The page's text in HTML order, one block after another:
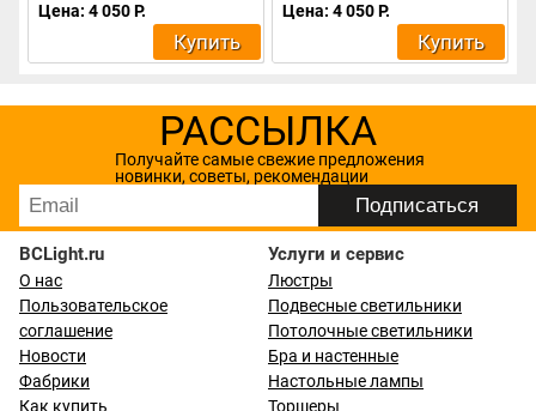
Цена: 4 050 Р.
Купить
Цена: 4 050 Р.
Купить
РАССЫЛКА
Получайте самые свежие предложения
новинки, советы, рекомендации
BCLight.ru
О нас
Пользовательское
соглашение
Новости
Фабрики
Как купить
Услуги и сервис
Люстры
Подвесные светильники
Потолочные светильники
Бра и настенные
Настольные лампы
Торшеры